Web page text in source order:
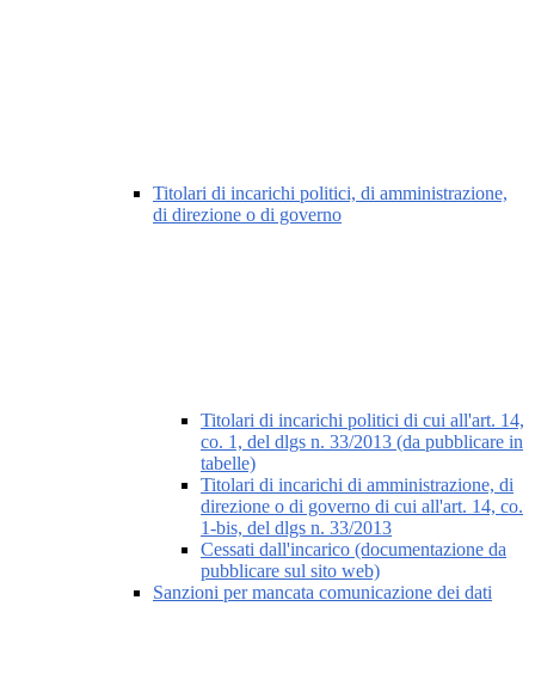
Titolari di incarichi politici, di amministrazione,
di direzione o di governo
Titolari di incarichi politici di cui all'art. 14,
co. 1, del dlgs n. 33/2013 (da pubblicare in
tabelle)
Titolari di incarichi di amministrazione, di
direzione o di governo di cui all'art. 14, co.
1-bis, del dlgs n. 33/2013
Cessati dall'incarico (documentazione da
pubblicare sul sito web)
Sanzioni per mancata comunicazione dei dati